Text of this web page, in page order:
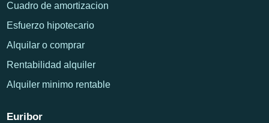
Cuadro de amortizacion
Esfuerzo hipotecario
Alquilar o comprar
Rentabilidad alquiler
Alquiler minimo rentable
Euribor